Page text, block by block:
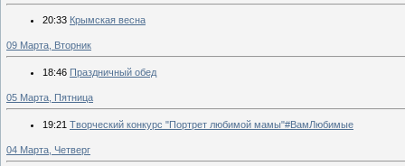
20:33 Крымская весна
09 Марта, Вторник
18:46 Праздничный обед
05 Марта, Пятница
19:21 Творческий конкурс "Портрет любимой мамы"#ВамЛюбимые
04 Марта, Четверг